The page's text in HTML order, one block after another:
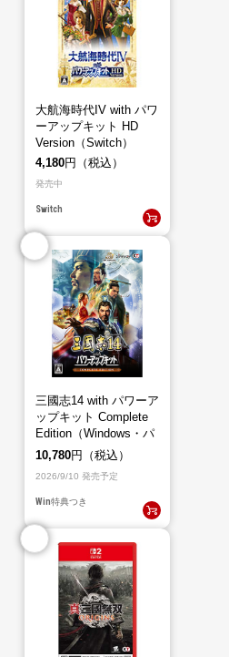
大航海時代IV with パワ
ーアップキット HD
Version（Switch）
4,180円（税込）
発売中
Switch
三國志14 with パワーア
ップキット Complete
Edition（Windows・パ
ッケージ版）
10,780円（税込）
2026/9/10 発売予定
Win特典つき